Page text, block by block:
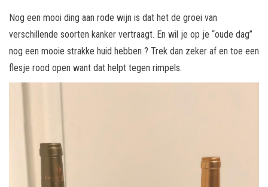
Nog een mooi ding aan rode wijn is dat het de groei van
verschillende soorten kanker vertraagt. En wil je op je “oude dag”
nog een mooie strakke huid hebben ? Trek dan zeker af en toe een
flesje rood open want dat helpt tegen rimpels.